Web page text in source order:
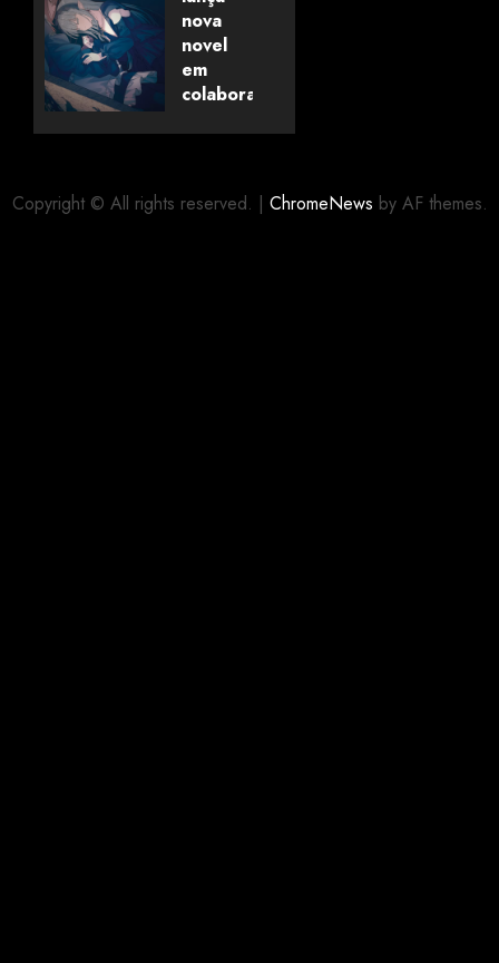
pela
Universo
dos
Livros
nova
novel
em
colaboração
Copyright © All rights reserved. | ChromeNews by AF themes.